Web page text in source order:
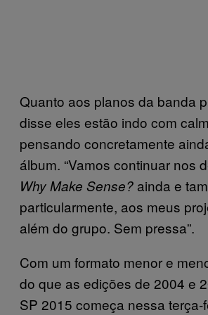
Quanto aos planos da banda
disse eles estão indo com
pensando concretamente
álbum. “Vamos continuar nos
Why Make Sense? ainda e
particularmente, aos meus
além do grupo. Sem pressa”.
Com um formato menor e
do que as edições de 2004 e
SP 2015 começa nessa terça-